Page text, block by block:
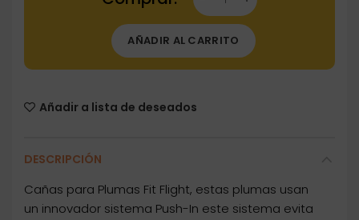
AÑADIR AL CARRITO
Añadir a lista de deseados
DESCRIPCIÓN
Cañas para Plumas Fit Flight, estas plumas usan
un innovador sistema Push-In este sistema evita